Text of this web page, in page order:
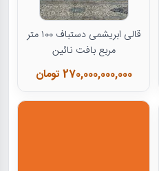
قالی ابریشمی دستباف ۱۰۰ متر
مربع بافت نائین
270,000,000,000 تومان